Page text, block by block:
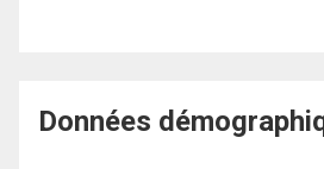
Données